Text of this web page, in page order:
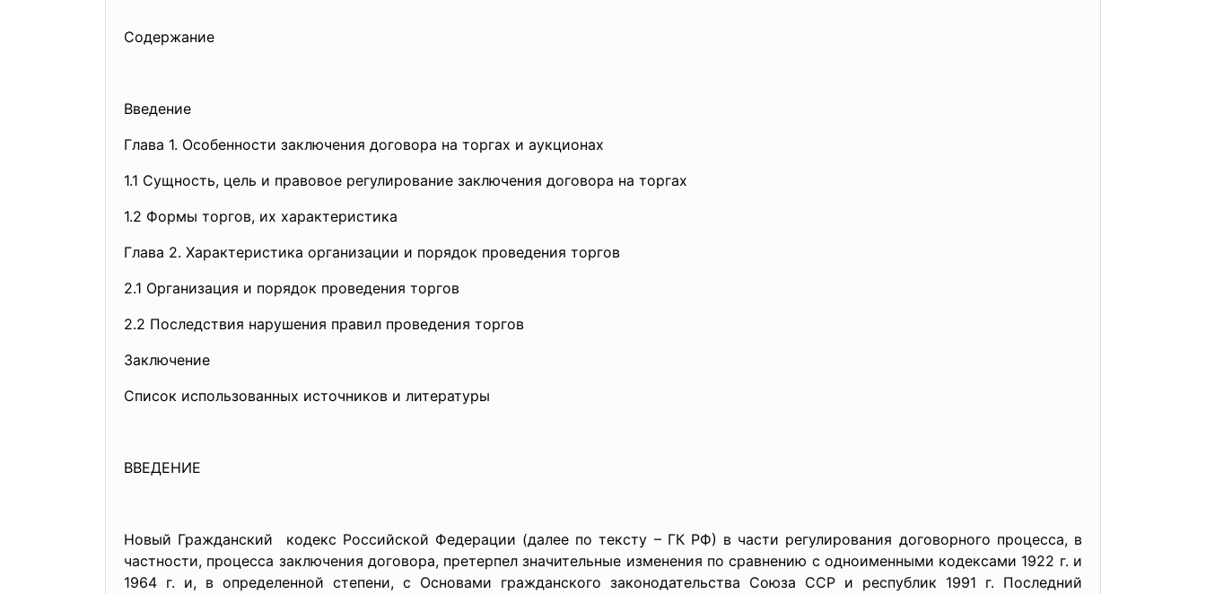
Содержание
Введение
Глава 1. Особенности заключения договора на торгах и аукционах
1.1 Сущность, цель и правовое регулирование заключения договора на торгах
1.2 Формы торгов, их характеристика
Глава 2. Характеристика организации и порядок проведения торгов
2.1 Организация и порядок проведения торгов
2.2 Последствия нарушения правил проведения торгов
Заключение
Список использованных источников и литературы
ВВЕДЕНИЕ
Новый Гражданский кодекс Российской Федерации (далее по тексту – ГК РФ) в части регулирования договорного процесса, в
частности, процесса заключения договора, претерпел значительные изменения по сравнению с одноименными кодексами 1922 г. и
1964 г. и, в определенной степени, с Основами гражданского законодательства Союза ССР и республик 1991 г. Последний